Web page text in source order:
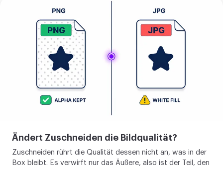
Ändert Zuschneiden die Bildqualität?
Zuschneiden rührt die Qualität dessen nicht an, was in der
Box bleibt. Es verwirft nur das Äußere, also ist der Teil, den